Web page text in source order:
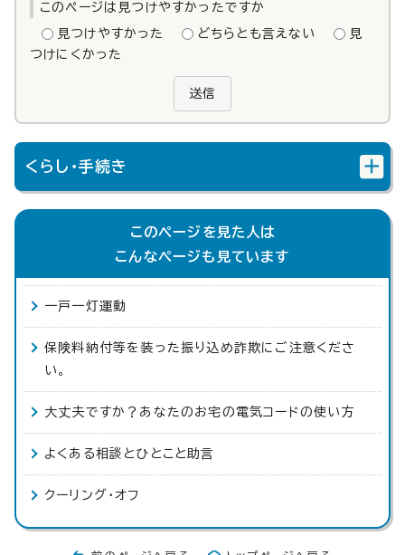
このページは見つけやすかったですか
見つけやすかった どちらとも言えない
見
つけにくかった
送信
くらし・手続き
このページを見た人は
こんなページも見ています
一戸一灯運動
保険料納付等を装った振り込め詐欺にご注意くださ
い。
大丈夫ですか？あなたのお宅の電気コードの使い方
よくある相談とひとこと助言
クーリング・オフ